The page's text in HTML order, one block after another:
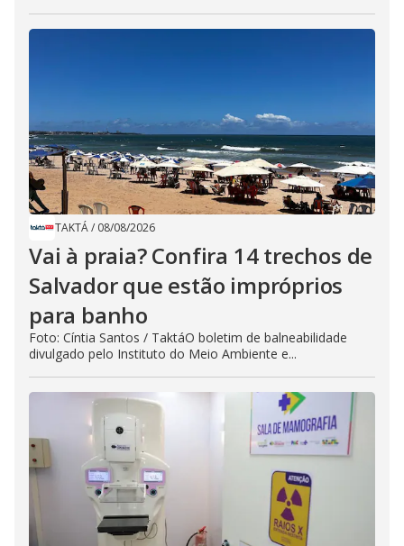
TAKTÁ/ 08/08/2026
Vai à praia? Confira 14 trechos de
Salvador que estão impróprios
para banho
Foto: Cíntia Santos / TaktáO boletim de balneabilidade
divulgado pelo Instituto do Meio Ambiente e...